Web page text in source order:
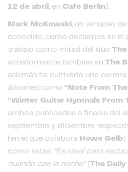
12 de abril , en Café Berlín).
Mark McKowski, un virtuoso
conocido, como decíamos en el
trabajo como mitad del dúo
anteriormente también en The
además ha cultivado una
álbumes como “Note From
“Winter Guitar Hymnals From
ambos publicados a finales del
septiembre y diciembre,
(en el que colabora Howe Gelb )
como estas: “Es ideal para
cuando cae la noche”(The Daily